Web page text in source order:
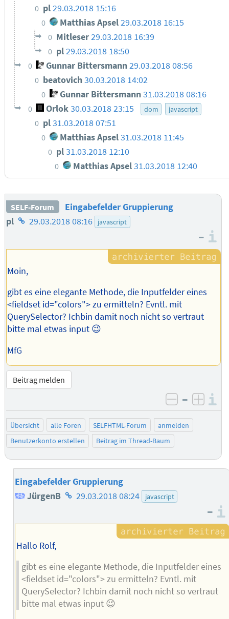
0 pl29.03.2018 15:16
0 Matthias Apsel29.03.2018 16:15
0 Mitleser29.03.2018 16:39
0 pl29.03.2018 18:50
0 Gunnar Bittersmann29.03.2018 08:56
0 beatovich30.03.2018 14:02
0 Gunnar Bittersmann31.03.2018 08:16
0 Orlok30.03.2018 23:15 dom javascript
0 pl31.03.2018 07:51
0 Matthias Apsel31.03.2018 11:45
0 pl31.03.2018 12:10
0 Matthias Apsel31.03.2018 12:40
SELF-Forum
Eingabefelder Gruppierung
pl Homepage
Autors
29.03.2018 08:16 javascript
–
Moin,
gibt es eine elegante Methode, die Inputfelder eines
<fieldset id="colors"> zu ermitteln? Evntl. mit
QuerySelector? Ichbin damit noch nicht so vertraut
bitte mal etwas input 😉
MfG
Beitrag melden
negativ
–
Übersicht alle Foren SELFHTML-Forum
anmelden
Benutzerkonto erstellen
Beitrag im Thread-Baum
Eingabefelder Gruppierung
JürgenB Homepage
Autors
29.03.2018 08:24 javascript
–
Hallo Rolf,
gibt es eine elegante Methode, die Inputfelder eines
<fieldset id="colors"> zu ermitteln? Evntl. mit
QuerySelector? Ichbin damit noch nicht so vertraut
bitte mal etwas input 😉